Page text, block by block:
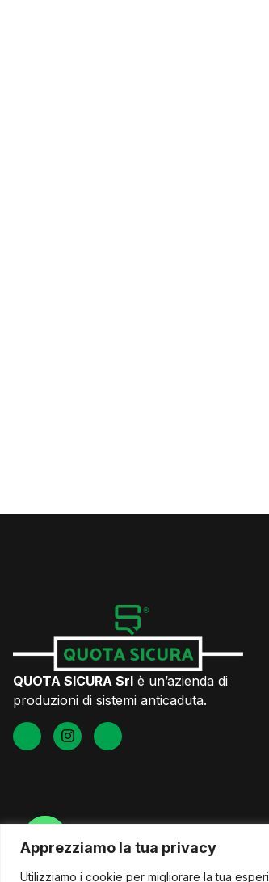
Apprezziamo la tua privacy
Utilizziamo i cookie per migliorare la tua
QUOTA SICURA Srl è un’azienda di
produzioni di sistemi anticaduta.